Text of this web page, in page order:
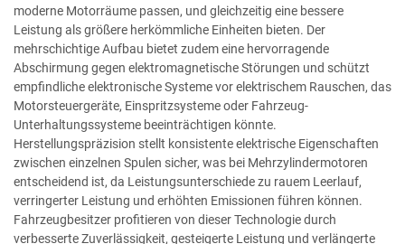
moderne Motorräume passen, und gleichzeitig eine bessere
Leistung als größere herkömmliche Einheiten bieten. Der
mehrschichtige Aufbau bietet zudem eine hervorragende
Abschirmung gegen elektromagnetische Störungen und schützt
empfindliche elektronische Systeme vor elektrischem Rauschen, das
Motorsteuergeräte, Einspritzsysteme oder Fahrzeug-
Unterhaltungssysteme beeinträchtigen könnte.
Herstellungspräzision stellt konsistente elektrische Eigenschaften
zwischen einzelnen Spulen sicher, was bei Mehrzylindermotoren
entscheidend ist, da Leistungsunterschiede zu rauem Leerlauf,
verringerter Leistung und erhöhten Emissionen führen können.
Fahrzeugbesitzer profitieren von dieser Technologie durch
verbesserte Zuverlässigkeit, gesteigerte Leistung und verlängerte